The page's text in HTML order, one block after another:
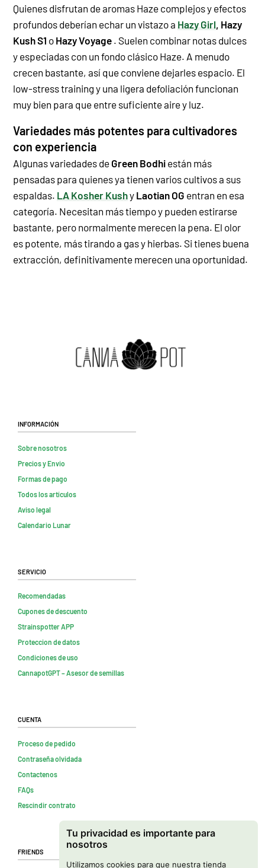
Tu privacidad es importante para
nosotros
Utilizamos cookies para que nuestra tienda
Quienes disfrutan de aromas Haze complejos y efectos
profundos deberían echar un vistazo a Hazy Girl Hazy
Kush S1 o Hazy Voyage . Suelen combinar notas dulces
y especiadas con un fondo clásico Haze. A menudo
crecen bastante, así que conviene dejarles espacio. El
low-stress training y una ligera defoliación funcionan
muy bien para que entre suficiente aire y luz.
Variedades más potentes para cultivadores
con experiencia
Algunas variedades de Green Bodhi están más
pensadas para quienes ya tienen varios cultivos a sus
espaldas. LA Kosher Kushy Laotian OG entran en esa
categoría. Necesitan más tiempo y pueden estirarse
bastante, pero normalmente merecen la pena. El olor
es potente, más tirando a gas y hierbas. Si tienes buena
extracción, definitivamente merecen una oportunidad.
Información
Sobre nosotros
Precios y Envio
Formas de pago
Todos los artículos
Aviso legal
Calendario Lunar
Servicio
Recomendadas
Cupones de descuento
Strainspotter APP
Proteccion de datos
Condiciones de uso
CannapotGPT – Asesor de semillas
Cuenta
Proceso de pedido
Contraseña olvidada
Contactenos
FAQs
Rescindir contrato
Friends